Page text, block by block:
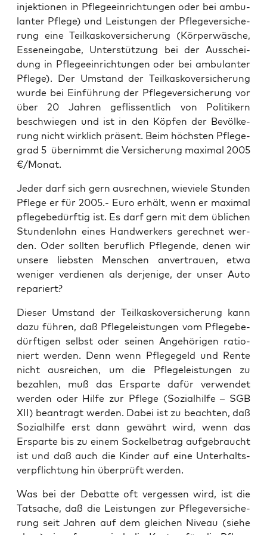
in­jek­tio­nen in Pfle­ge­ein­rich­tun­gen oder bei ambu­
lan­ter Pfle­ge) und Leis­tun­gen der Pfle­ge­ver­si­che­
rung eine Teil­kas­ko­ver­si­che­rung (Kör­per­wä­sche,
Essen­ein­ga­be, Unter­stüt­zung bei der Aus­schei­
dung in Pfle­ge­ein­rich­tun­gen oder bei ambu­lan­ter
Pfle­ge). Der Umstand der Teil­kas­ko­ver­si­che­rung
wur­de bei Ein­füh­rung der Pfle­ge­ver­si­che­rung vor
über 20 Jah­ren geflis­sent­lich von Poli­ti­kern
beschwie­gen und ist in den Köp­fen der Bevöl­ke­
rung nicht wirk­lich prä­sent. Beim höchs­ten Pfle­ge­
grad 5 über­nimmt die Ver­si­che­rung maxi­mal 2005
€/Monat.
Jeder darf sich gern aus­rech­nen, wie­vie­le Stun­den
Pfle­ge er für 2005.- Euro erhält, wenn er maxi­mal
pfle­ge­be­dürf­tig ist. Es darf gern mit dem übli­chen
Stun­den­lohn eines Hand­wer­kers gerech­net wer­
den. Oder soll­ten beruf­lich Pfle­gen­de, denen wir
unse­re liebs­ten Men­schen anver­trau­en, etwa
weni­ger ver­die­nen als der­je­ni­ge, der unser Auto
repariert?
Die­ser Umstand der Teil­kas­ko­ver­si­che­rung kann
dazu füh­ren, daß Pfle­ge­leis­tun­gen vom Pfle­ge­be­
dürf­ti­gen selbst oder sei­nen Ange­hö­ri­gen ratio­
niert wer­den. Denn wenn Pfle­ge­geld und Ren­te
nicht aus­rei­chen, um die Pfle­ge­leis­tun­gen zu
bezah­len, muß das Erspar­te dafür ver­wen­det
wer­den oder Hil­fe zur Pfle­ge (Sozi­al­hil­fe – SGB
XII) bean­tragt wer­den. Dabei ist zu beach­ten, daß
Sozi­al­hil­fe erst dann gewährt wird, wenn das
Erspar­te bis zu einem Sockel­be­trag auf­ge­braucht
ist und daß auch die Kin­der auf eine Unter­halts­
ver­pflich­tung hin über­prüft werden.
Was bei der Debat­te oft ver­ges­sen wird, ist die
Tat­sa­che, daß die Leis­tun­gen zur Pfle­ge­ver­si­che­
rung seit Jah­ren auf dem glei­chen Niveau (sie­he